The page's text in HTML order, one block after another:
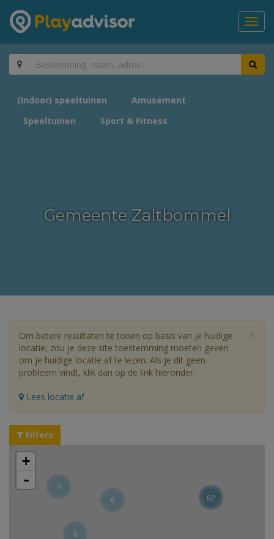
(Indoor) speeltuinen
Amusement
Speeltuinen
Sport & Fitness
Gemeente Zaltbommel
Om betere resultaten te tonen op basis van je huidige
locatie, zou je deze site toestemming moeten geven
om je huidige locatie af te lezen. Als je dit geen
probleem vindt, klik dan op de link hieronder.
Lees locatie af
Filters
5
8
6 62
+
-